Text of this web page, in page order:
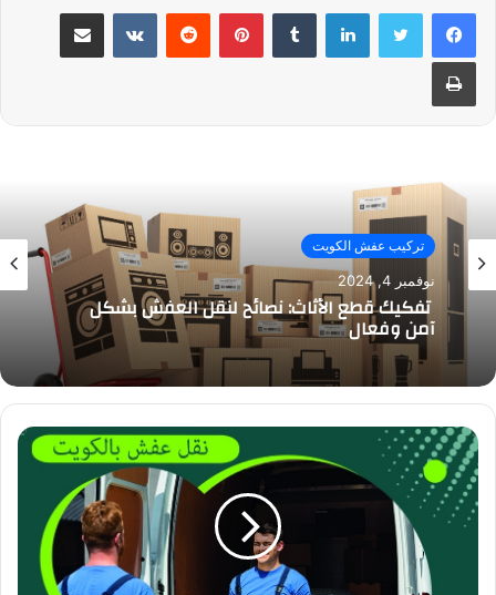
لينكدإن بينتيريست مشاركة عبر البريد
طباعة
تركيب عفش الكويت
نوفمبر 4, 2024
تفكيك قطع الأثاث: نصائح لنقل العفش بشكل
آمن وفعال